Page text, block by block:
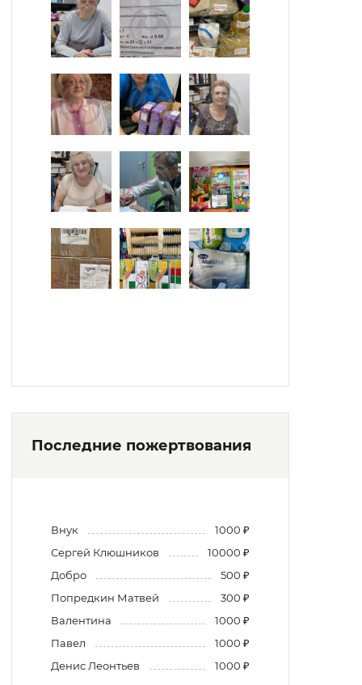
Последние пожертвования
Внук
1000 ₽
Сергей Клюшников
10000 ₽
Добро
500 ₽
Попредкин Матвей
300 ₽
Валентина
1000 ₽
Павел
1000 ₽
Денис Леонтьев
1000 ₽